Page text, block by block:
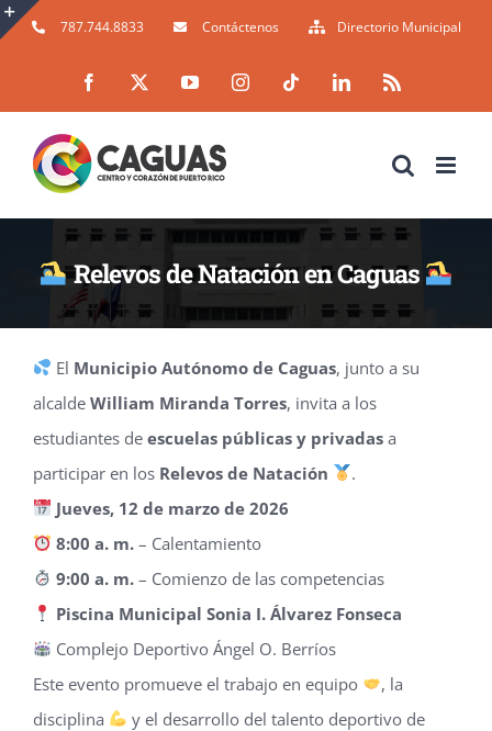
Skip
787.744.8833 Contáctenos Directorio Municipal
Facebook YouTubeInstagramTiktok LinkedIn
Relevos de Natación en Caguas
El Municipio Autónomo de Caguas, junto a su
alcalde William Miranda Torres, invita a los
estudiantes de escuelas públicas y privadasa
participar en los Relevos de Natación
.
Jueves, 12 de marzo de 2026
8:00 a. m. – Calentamiento
9:00 a. m. – Comienzo de las competencias
Piscina Municipal Sonia I. Álvarez Fonseca
Complejo Deportivo Ángel O. Berríos
Este evento promueve el trabajo en equipo
, la
disciplina
y el desarrollo del talento deportivo de